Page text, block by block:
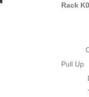
Rack
Pull Up